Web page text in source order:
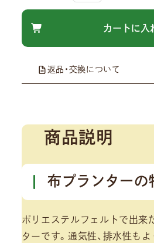
返品・交換について
商品説明
布プランターの
ポリエステルフェルトで出来
ターです。通気性、排水性も